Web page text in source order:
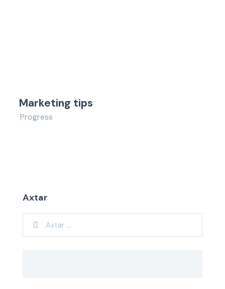
Marketing tips
Progress
Axtar